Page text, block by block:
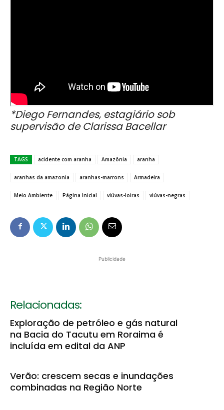
*Diego Fernandes, estagiário sob
supervisão de Clarissa Bacellar
TAGS acidente com aranha Amazônia aranha
aranhas da amazonia aranhas-marrons Armadeira
Meio Ambiente Página Inicial viúvas-loiras viúvas-negras
Publicidade
Relacionadas:
Exploração de petróleo e gás natural
na Bacia do Tacutu em Roraima é
incluída em edital da ANP
Verão: crescem secas e inundações
combinadas na Região Norte